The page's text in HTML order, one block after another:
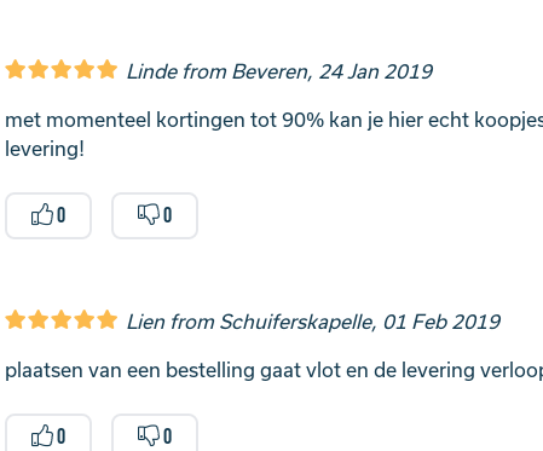
Linde from Beveren, 24 Jan 2019
met momenteel kortingen tot 90% kan je hier echt
levering!
0 0
Lien from Schuiferskapelle, 01 Feb 2019
plaatsen van een bestelling gaat vlot en de levering
0 0